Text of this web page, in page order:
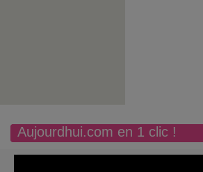
Aujourdhui.com en 1 clic !